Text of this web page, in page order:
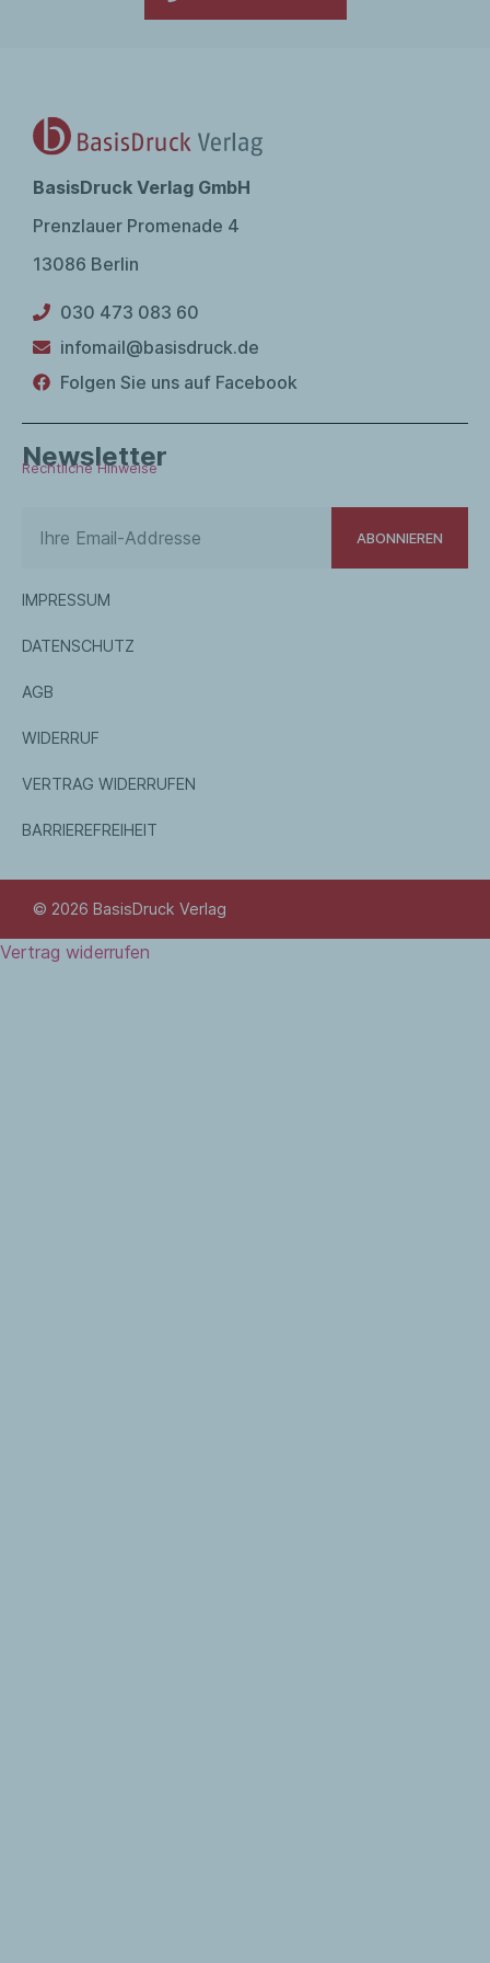
BasisDruck Verlag GmbH
Prenzlauer Promenade 4
13086 Berlin
030 473 083 60
infomail@basisdruck.de
Folgen Sie uns auf Facebook
Newsletter
Rechtliche Hinweise
ABONNIEREN
IMPRESSUM
DATENSCHUTZ
AGB
WIDERRUF
VERTRAG WIDERRUFEN
BARRIEREFREIHEIT
© 2026 BasisDruck Verlag
Vertrag widerrufen